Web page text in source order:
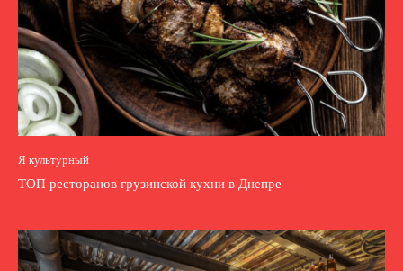
Я культурный
ТОП ресторанов грузинской кухни в Днепре